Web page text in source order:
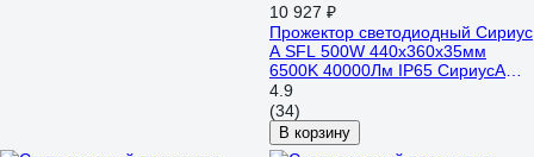
10 927 ₽
Прожектор светодиодный Сириус
А SFL 500W 440x360x35мм
6500K 40000Лм IP65 СириусА
SFL-500W-B-65K-2
4.9
(34)
В корзину